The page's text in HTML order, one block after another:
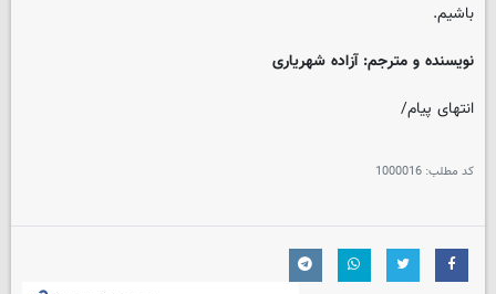
باشیم.
نویسنده و مترجم: آزاده شهریاری
انتهای پیام/
کد مطلب: 1000016